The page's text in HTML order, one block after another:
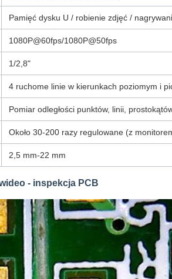
Pamięć dysku U / robienie zdjęć /
1080P@60fps/1080P@50fps
1/2,8"
4 ruchome linie w kierunkach poziomym i
Pomiar odległości punktów, linii,
Około 30-200 razy regulowane (z
2,5 mm-22 mm
- inspekcja PCB